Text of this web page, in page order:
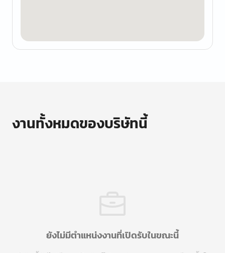
งานทั้งหมดของบริษัทนี้
ยังไม่มีตำแหน่งงานที่เปิดรับในขณะนี้